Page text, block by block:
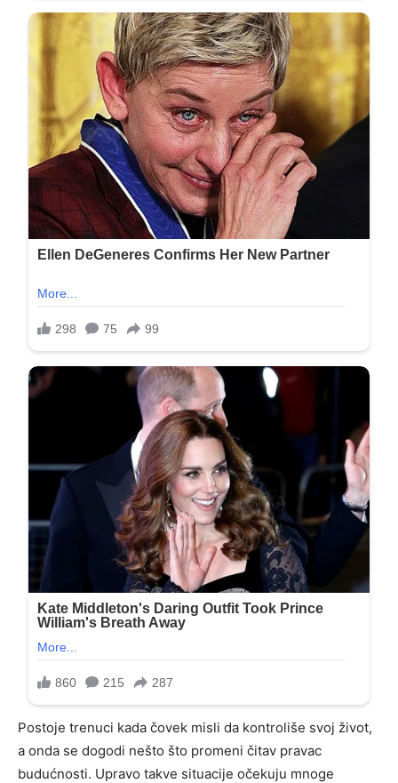
Postoje trenuci kada čovek misli da kontroliše svoj život,
a onda se dogodi nešto što promeni čitav pravac
budućnosti. Upravo takve situacije očekuju mnoge